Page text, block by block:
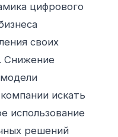
цифрового
своих
Снижение
искать
использование
решений